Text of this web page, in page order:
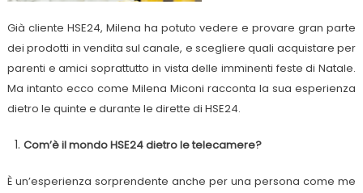
Già cliente HSE24, Milena ha potuto vedere e provare gran parte
dei prodotti in vendita sul canale, e scegliere quali acquistare per
parenti e amici soprattutto in vista delle imminenti feste di Natale.
Ma intanto ecco come Milena Miconi racconta la sua esperienza
dietro le quinte e durante le dirette di HSE24.
Com’è il mondo HSE24 dietro le telecamere?
È un’esperienza sorprendente anche per una persona come me